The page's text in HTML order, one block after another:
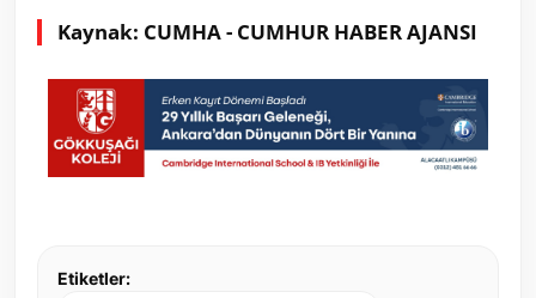
Kaynak: CUMHA - CUMHUR HABER AJANSI
Etiketler: